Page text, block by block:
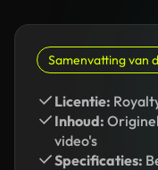
Samenvatting van
Licentie:
Inhoud:
video's
Specificaties: